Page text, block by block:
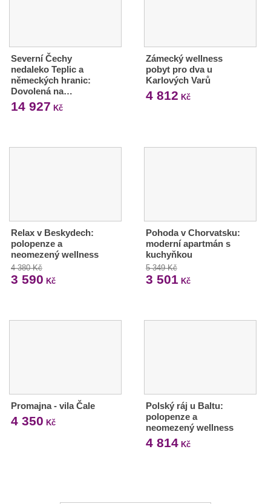
Severní Čechy
nedaleko Teplic a
německých hranic:
Dovolená na…
14 927 Kč
Zámecký wellness
pobyt pro dva u
Karlových Varů
4 812 Kč
Relax v Beskydech:
polopenze a
neomezený wellness
4 380 Kč
3 590 Kč
Pohoda v Chorvatsku:
moderní apartmán s
kuchyňkou
5 349 Kč
3 501 Kč
Promajna - vila Čale
4 350 Kč
Polský ráj u Baltu:
polopenze a
neomezený wellness
4 814Kč